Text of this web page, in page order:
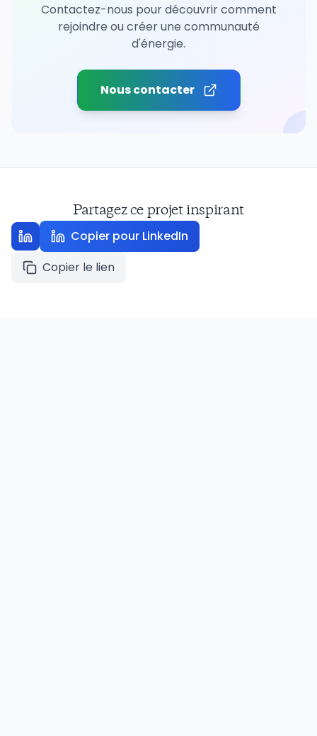
Contactez-nous pour découvrir comment
rejoindre ou créer une communauté
d'énergie.
Nous contacter
Partagez ce projet inspirant
Copier pour LinkedIn
Copier le lien